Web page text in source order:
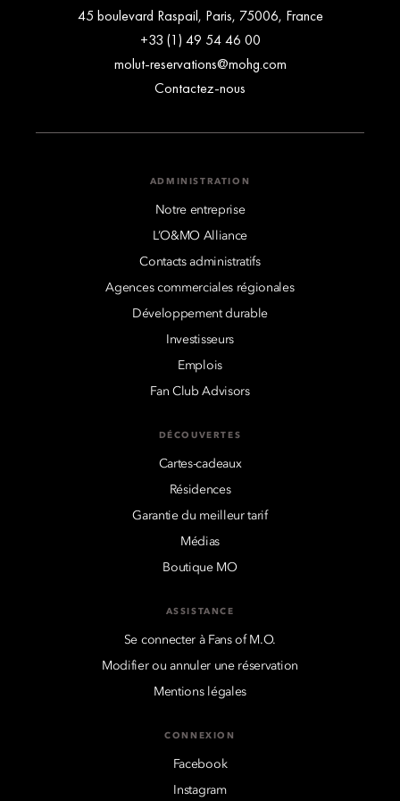
45 boulevard Raspail, Paris, 75006, France
+33 (1) 49 54 46 00
molut-reservations@mohg.com
Contactez-nous
ADMINISTRATION
Notre entreprise
L’O&MO Alliance
Contacts administratifs
Agences commerciales régionales
Développement durable
Investisseurs
Emplois
Fan Club Advisors
DÉCOUVERTES
Cartes-cadeaux
Résidences
Garantie du meilleur tarif
Médias
Boutique MO
ASSISTANCE
Se connecter à Fans of M.O.
Modifier ou annuler une réservation
Mentions légales
CONNEXION
Facebook
Instagram